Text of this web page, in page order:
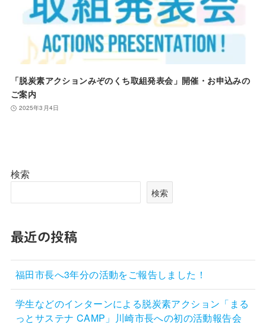
「脱炭素アクションみぞのくち取組発表会」開催・お申込みの
ご案内
2025年3月4日
検索
検索
最近の投稿
福田市長へ3年分の活動をご報告しました！
学生などのインターンによる脱炭素アクション「まる
っとサステナ CAMP」川崎市長への初の活動報告会